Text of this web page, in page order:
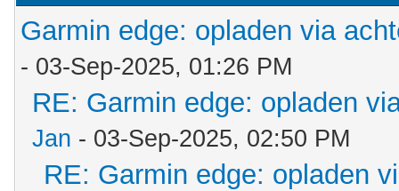
Garmin edge: opladen via
- 03-Sep-2025, 01:26 PM
RE: Garmin edge: opladen
Jan - 03-Sep-2025, 02:50 PM
RE: Garmin edge: opladen